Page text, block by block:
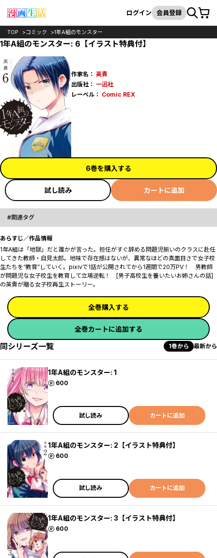
検索
ログイン 会員登録カート
TOP コミック 1年A組のモンスター
1年A組のモンスター: 6【イラスト特典付】
作家名： 英貴
出版社： 一迅社
レーベル： Comic REX
6巻を購入する
試し読み カートに追加
関連タグ
あらすじ／作品情報
1年A組は「地獄」だと誰かが言った――。担任がすぐ辞める問題児揃いのクラスに赴任
してきた教師・自見太郎。地味で存在感はないが、異常なほどの真面目さで女子校
生たちを“教育”していく――。pixivで1話が公開されてから1週間で20万PV！ 男教師
が問題児な女子校生を教育して立場逆転！ [男子高校生を養いたいお姉さんの話]
の英貴が贈る女子校再生ストーリー。
全巻購入する
全巻カートに追加する
同シリーズ一覧 1巻から 最新から
1年A組のモンスター: 1
600
ポイント
試し読み カートに追加
1年A組のモンスター: 2【イラスト特典付】
600
ポイント
試し読み カートに追加
1年A組のモンスター: 3【イラスト特典付】
600
ポイント